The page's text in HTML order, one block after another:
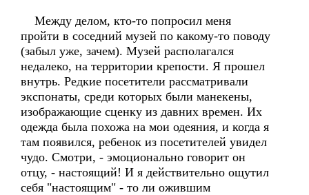
Между делом, кто-то попросил меня
пройти в соседний музей по какому-то поводу
(забыл уже, зачем). Музей располагался
недалеко, на территории крепости. Я прошел
внутрь. Редкие посетители рассматривали
экспонаты, среди которых были манекены,
изображающие сценку из давних времен. Их
одежда была похожа на мои одеяния, и когда я
там появился, ребенок из посетителей увидел
чудо. Смотри, - эмоционально говорит он
отцу, - настоящий! И я действительно ощутил
себя "настоящим" - то ли ожившим